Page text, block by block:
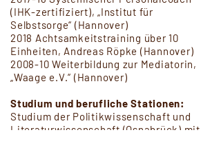
(IHK-zertifiziert), „Institut für
Selbstsorge“ (Hannover)
2018 Achtsamkeitstraining über 10
Einheiten, Andreas Röpke (Hannover)
2008-10 Weiterbildung zur Mediatorin,
„Waage e.V.“ (Hannover)
Studium und berufliche Stationen:
Studium der Politikwissenschaft und
Literaturwissenschaft (Osnabrück) mit